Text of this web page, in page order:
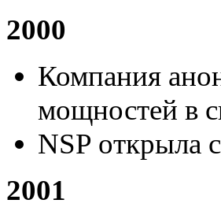
2000
Компания
мощностей в
NSP открыла
2001